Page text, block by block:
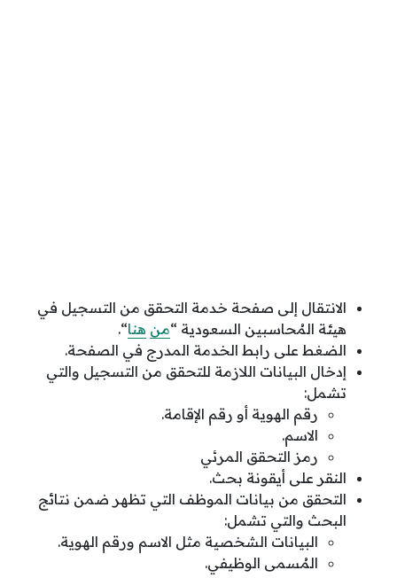
الانتقال إلى صفحة خدمة التحقق من التسجيل في
هيئة المُحاسبين السعودية “من هنا“.
الضغط على رابط الخدمة المدرج في الصفحة.
إدخال البيانات اللازمة للتحقق من التسجيل والتي
تشمل:
رقم الهوية أو رقم الإقامة.
الاسم.
رمز التحقق المرئي
النقر على أيقونة بحث.
التحقق من بيانات الموظف التي تظهر ضمن نتائج
البحث والتي تشمل:
البيانات الشخصية مثل الاسم ورقم الهوية.
المُسمى الوظيفي.